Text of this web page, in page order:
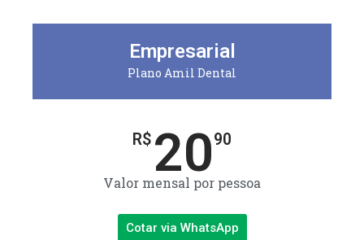
Empresarial
Plano Amil Dental
R$ 2090
Valor mensal por pessoa
Cotar via WhatsApp